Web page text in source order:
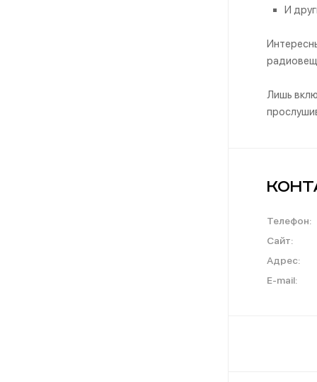
И
Лишь
Телефон:
Сайт:
Адрес:
E-mail: